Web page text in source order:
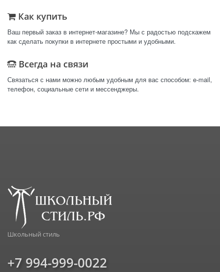
Как купить
Ваш первый заказ в интернет-магазине? Мы с радостью подскажем
как сделать покупки в интернете простыми и удобными.
Всегда на связи
Связаться с нами можно любым удобным для вас способом: e-mail,
телефон, социальные сети и мессенджеры.
Школьный стиль
+7 994-999-0022